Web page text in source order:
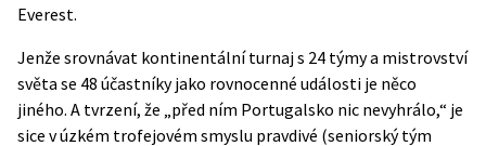
Everest.
Jenže srovnávat kontinentální turnaj s 24 týmy a mistrovství
světa se 48 účastníky jako rovnocenné události je něco
jiného. A tvrzení, že „před ním Portugalsko nic nevyhrálo,“ je
sice v úzkém trofejovém smyslu pravdivé (seniorský tým